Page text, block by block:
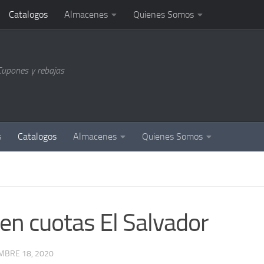
Catalogos Almacenes Quienes Somos
y rebajas
Catalogos Almacenes Quienes Somos
cuotas El Salvador
18, 2020